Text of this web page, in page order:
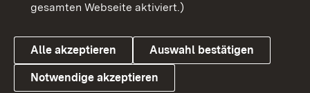
Link zum Landesportal
Cookies
gesamten Webseite aktiviert.)
Alle akzeptieren Auswahl bestätigen
Notwendige akzeptieren